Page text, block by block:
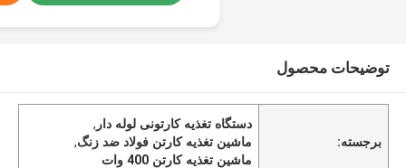
توضیحات محصول
برجسته:
دستگاه تغذیه کارتونی لوله دار ,
ماشین تغذیه کارتن فولاد ضد زنگ,
ماشين تغذيه کارتن 400 وات